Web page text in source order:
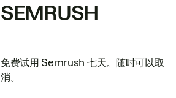
SEMRUSH
免费试用 Semrush 七天。随时可以取
消。